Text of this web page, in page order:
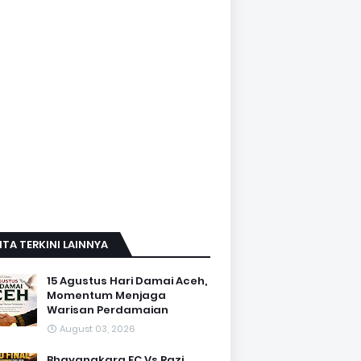
TERKINI LAINNYA
15 Agustus Hari Damai Aceh,
Momentum Menjaga
Warisan Perdamaian
August 03, 2026